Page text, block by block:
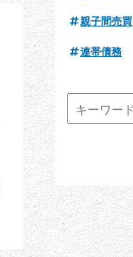
親子間売買
連帯債務